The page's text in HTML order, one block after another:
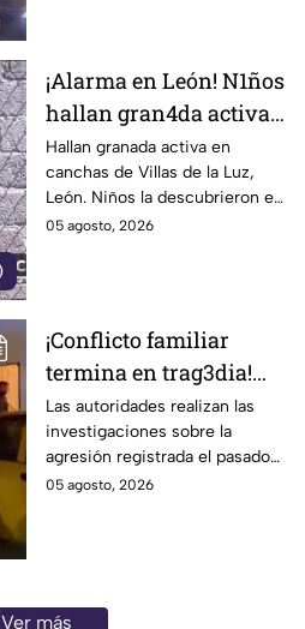
¡Alarma en León! N1ños
hallan gran4da activa
junto a la portería de
una cancha
Hallan granada activa en
canchas de Villas de la Luz,
León. Niños la descubrieron en
la portería; Autoridades
05 agosto, 2026
¡Conflicto familiar
termina en trag3dia!
Extranjero priva de la
vida a sus exsuegros y
excuñada: uno era de
Guanajuato
Las autoridades realizan las
investigaciones sobre la
agresión registrada el pasado
martes 4 de agosto.
05 agosto, 2026
Ver más